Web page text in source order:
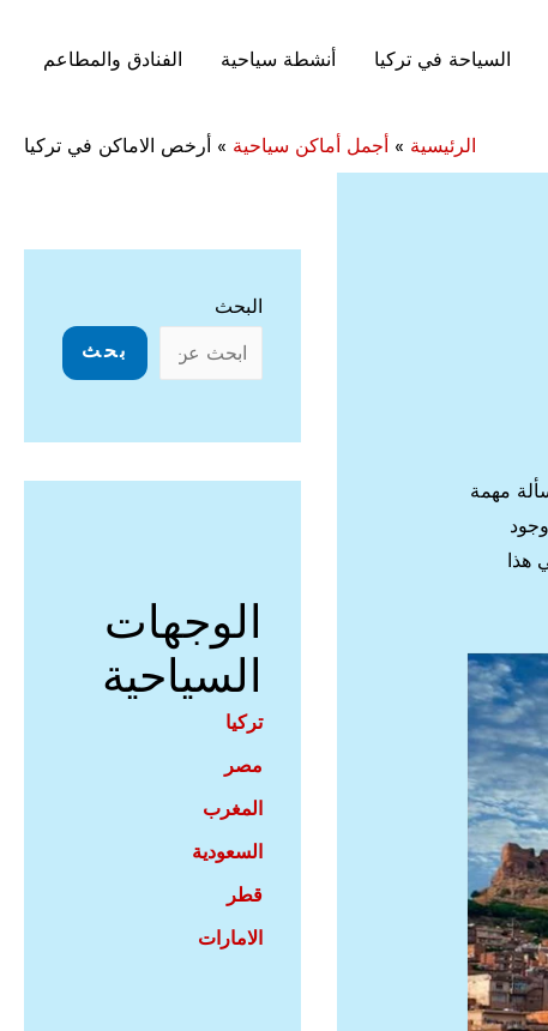
السياحة في تركيا أنشطة سياحية الفنادق والمطاعم
الرئيسية » أجمل أماكن سياحية » أرخص الاماكن في تركيا
مهمة
هذا
البحث
بحث
الوجهات
السياحية
تركيا
مصر
المغرب
السعودية
قطر
الامارات